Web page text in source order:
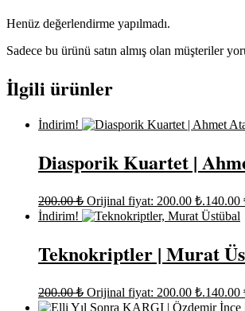
Henüz değerlendirme yapılmadı.
Sadece bu ürünü satın almış olan müşteriler
İlgili ürünler
İndirim!
Diasporik Kuartet |
200.00₺ Orijinal fiyat: 200.00 ₺.140.00
İndirim!
Teknokriptler | Murat
200.00₺ Orijinal fiyat: 200.00 ₺.140.00